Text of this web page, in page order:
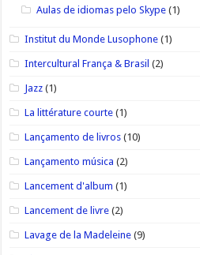
Aulas de idiomas pelo Skype (1)
Institut du Monde Lusophone (1)
Intercultural França & Brasil (2)
Jazz (1)
La littérature courte (1)
Lançamento de livros (10)
Lançamento música (2)
Lancement d'album (1)
Lancement de livre (2)
Lavage de la Madeleine (9)